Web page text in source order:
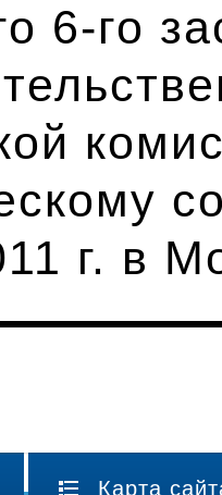
6-го
г. в
Карта